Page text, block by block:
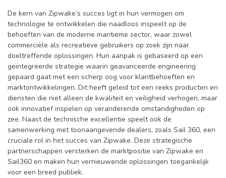
De kern van Zipwake’s succes ligt in hun vermogen om
technologie te ontwikkelen die naadloos inspeelt op de
behoeften van de moderne maritieme sector, waar zowel
commerciële als recreatieve gebruikers op zoek zijn naar
doeltreffende oplossingen. Hun aanpak is gebaseerd op een
geïntegreerde strategie waarin geavanceerde engineering
gepaard gaat met een scherp oog voor klantbehoeften en
marktontwikkelingen. Dit heeft geleid tot een reeks producten en
diensten die niet alleen de kwaliteit en veiligheid verhogen, maar
ook innovatief inspelen op veranderende omstandigheden op
zee. Naast de technische excellentie speelt ook de
samenwerking met toonaangevende dealers, zoals Sail 360, een
cruciale rol in het succes van Zipwake. Deze strategische
partnerschappen versterken de marktpositie van Zipwake en
Sail360 en maken hun vernieuwende oplossingen toegankelijk
voor een breed publiek.